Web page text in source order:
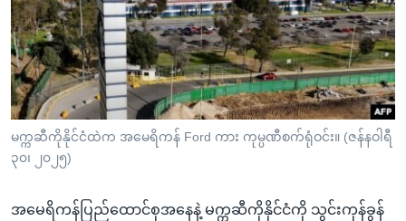
အ
ညွန်း
စာမျက်နှာ
သို့
ကျော်
ကြည့်
ရန်
ရန်
သုတပဒေသာ အင်္ဂလိပ်စာ
Learning English
ဗွီအိုအေ လူမှုကွန်ယက်များ
မက္ကဆီကိုနိုင်ငံထဲက အမေရိကန် Ford ကား ကုမ္ပဏီစက်ရုံဝင်း။ (ဇန်နဝါရီ
၃၀၊ ၂၀၂၅)
အမေရိကန်ပြည်ထောင်စုအနေနဲ့ မက္ကဆီကိုနိုင်ငံကို သွင်းကုန်ခွန်